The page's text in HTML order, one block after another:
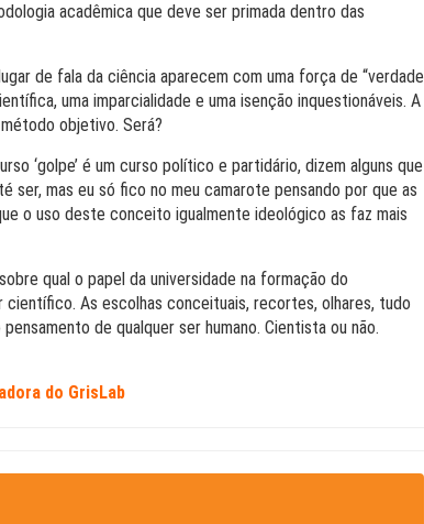
acadêmica que deve ser primada dentro das
de fala da ciência aparecem com uma força de “verdade
uma imparcialidade e uma isenção inquestionáveis. A
objetivo. Será?
‘golpe’ é um curso político e partidário, dizem alguns que
ser, mas eu só fico no meu camarote pensando por que as
o uso deste conceito igualmente ideológico as faz mais
qual o papel da universidade na formação do
As escolhas conceituais, recortes, olhares, tudo
de qualquer ser humano. Cientista ou não.
do GrisLab